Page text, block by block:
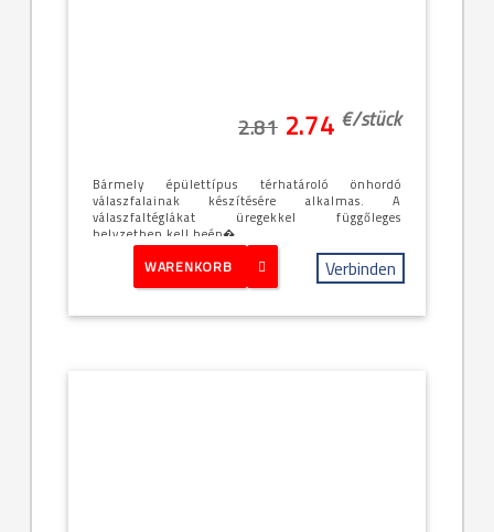
2.81 2.74 €/stück
Bármely épülettípus térhatároló önhordó
válaszfalainak készítésére alkalmas. A
válaszfaltéglákat üregekkel függőleges
helyzetben kell beép�...
WARENKORB Verbinden